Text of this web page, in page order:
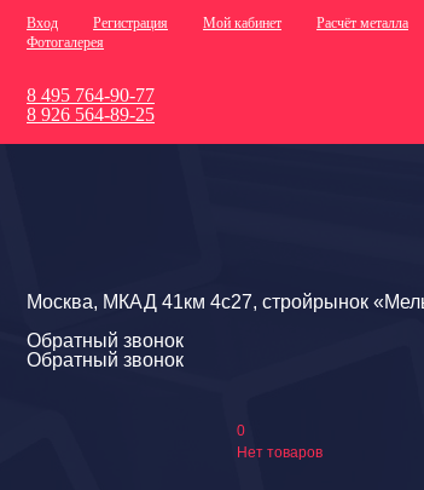
Вход Регистрация Мой кабинет Расчёт металла
Фотогалерея
8 495 764-90-77
8 926 564-89-25
Москва, МКАД 41км 4с27, стройрынок
Обратный звонок
Обратный звонок
0
Нет товаров